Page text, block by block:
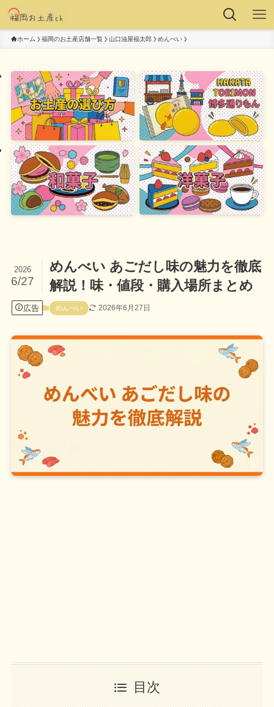
ホーム 福岡のお土産店舗一覧 山口油屋福太郎 めんべい
めんべい あごだし味の魅力を徹底
解説！味・値段・購入場所まとめ
2026
6/27
広告 めんべい 2026年6月27日
目次